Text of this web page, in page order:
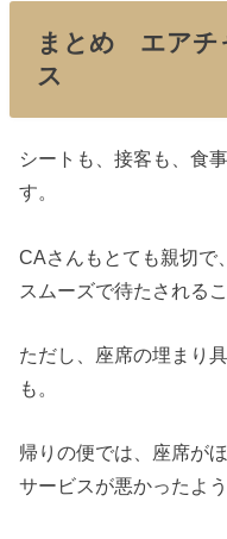
まとめ エアチ
ス
シートも、接客も、食
す。
CAさんもとても親切で
スムーズで待たされる
ただし、座席の埋まり
も。
帰りの便では、座席が
サービスが悪かったよ